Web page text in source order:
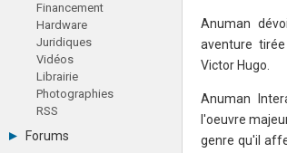
Assoc. / Syndicats (21)
Formations / Ecoles (46)
Presse spécialisée (17)
Financement
Hardware
Juridiques
Vidéos
Librairie
Photographies
RSS
Forums
Anuman
aventure
Victor Hugo.
Anuman
l'oeuvre
genre qu'il